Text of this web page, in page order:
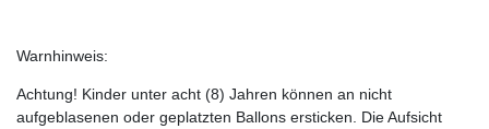
Warnhinweis:
Achtung! Kinder unter acht (8) Jahren können an nicht
aufgeblasenen oder geplatzten Ballons ersticken. Die Aufsicht